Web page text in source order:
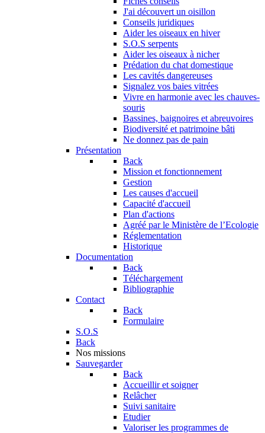
J'ai découvert un oisillon
Conseils juridiques
Aider les oiseaux en hiver
S.O.S serpents
Aider les oiseaux à nicher
Prédation du chat domestique
Les cavités dangereuses
Signalez vos baies vitrées
Vivre en harmonie avec les chauves-
souris
Bassines, baignoires et abreuvoires
Biodiversité et patrimoine bâti
Ne donnez pas de pain
Présentation
Back
Mission et fonctionnement
Gestion
Les causes d'accueil
Capacité d'accueil
Plan d'actions
Agréé par le Ministère de l’Ecologie
Réglementation
Historique
Documentation
Back
Téléchargement
Bibliographie
Contact
Back
Formulaire
S.O.S
Back
Nos missions
Sauvegarder
Back
Accueillir et soigner
Relâcher
Suivi sanitaire
Etudier
Valoriser les programmes de